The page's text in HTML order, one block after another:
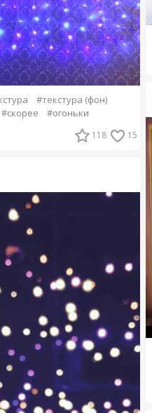
#текстура (фон)
#скорее #огоньки
118 15